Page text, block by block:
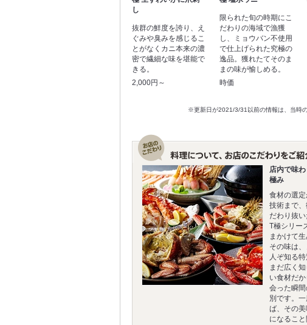
し
抜群の鮮度を誇り、え
ぐみや臭みを感じるこ
とがなくカニ本来の濃
密で繊細な味を堪能で
きる。
2,000円～
限られた旬の時期にこ
だわりの海域で漁獲
し、ミョウバン不使用
で仕上げられた究極の
逸品。獲れたてそのま
まの味が愉しめる。
時価
※更新日が2021/3/31以前の情報は、当時
店内で味
極み
食材の選
技術まで
だわり抜
T極シリー
まかけて
その味は
人ぞ知る特
まだ広く
い食材だ
会った瞬
別です。一
ば、その
になるこ